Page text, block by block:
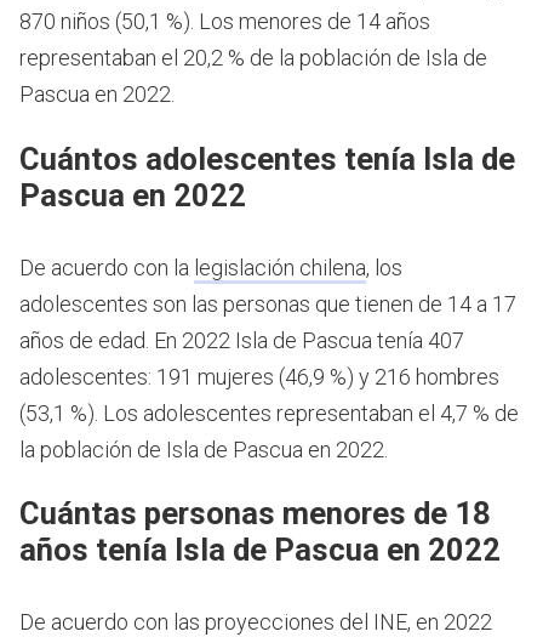
870 niños (50,1 %). Los menores de 14 años
representaban el 20,2 % de la población de Isla de
Pascua en 2022.
Cuántos adolescentes tenía Isla de
Pascua en 2022
De acuerdo con la legislación chilena, los
adolescentes son las personas que tienen de 14 a 17
años de edad. En 2022 Isla de Pascua tenía 407
adolescentes: 191 mujeres (46,9 %) y 216 hombres
(53,1 %). Los adolescentes representaban el 4,7 % de
la población de Isla de Pascua en 2022.
Cuántas personas menores de 18
años tenía Isla de Pascua en 2022
De acuerdo con las proyecciones del INE, en 2022